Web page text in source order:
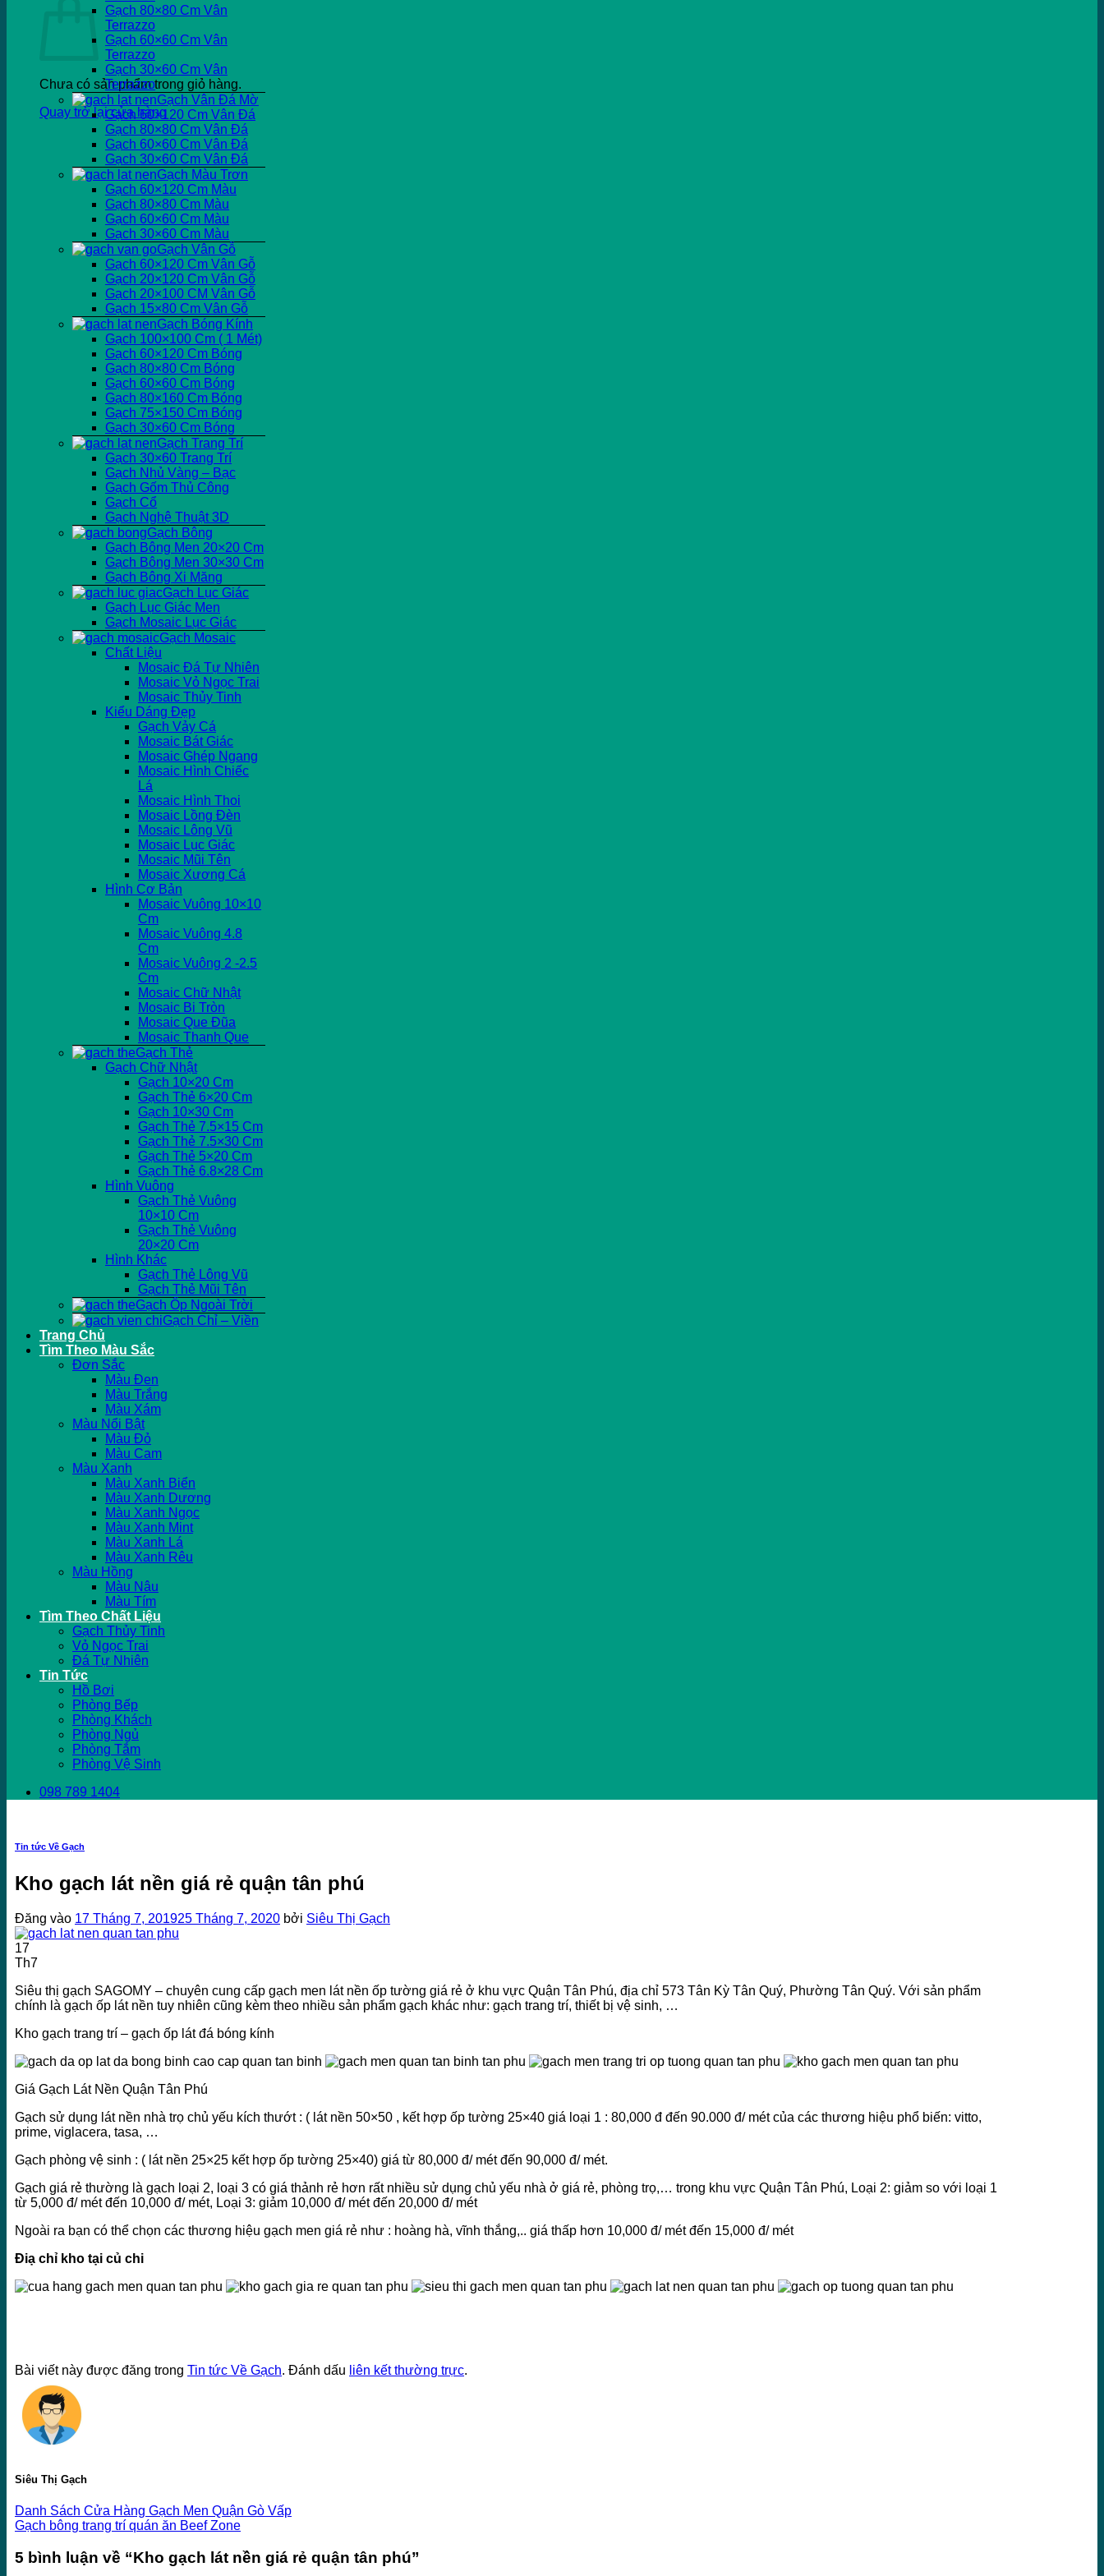
Chưa có sản phẩm trong giỏ hàng.
Quay trở lại cửa hàng
Gạch 80×80 Cm Vân
Terrazzo
Gạch 60×60 Cm Vân
Terrazzo
Gạch 30×60 Cm Vân
Terrazzo
Gạch Vân Đá Mờ
Gạch 60×120 Cm Vân Đá
Gạch 80×80 Cm Vân Đá
Gạch 60×60 Cm Vân Đá
Gạch 30×60 Cm Vân Đá
Gạch Màu Trơn
Gạch 60×120 Cm Màu
Gạch 80×80 Cm Màu
Gạch 60×60 Cm Màu
Gạch 30×60 Cm Màu
Gạch Vân Gỗ
Gạch 60×120 Cm Vân Gỗ
Gạch 20×120 Cm Vân Gỗ
Gạch 20×100 CM Vân Gỗ
Gạch 15×80 Cm Vân Gỗ
Gạch Bóng Kính
Gạch 100×100 Cm ( 1 Mét)
Gạch 60×120 Cm Bóng
Gạch 80×80 Cm Bóng
Gạch 60×60 Cm Bóng
Gạch 80×160 Cm Bóng
Gạch 75×150 Cm Bóng
Gạch 30×60 Cm Bóng
Gạch Trang Trí
Gạch 30×60 Trang Trí
Gạch Nhủ Vàng – Bạc
Gạch Gốm Thủ Công
Gạch Cổ
Gạch Nghệ Thuật 3D
Gạch Bông
Gạch Bông Men 20×20 Cm
Gạch Bông Men 30×30 Cm
Gạch Bông Xi Măng
Gạch Lục Giác
Gạch Lục Giác Men
Gạch Mosaic Lục Giác
Gạch Mosaic
Chất Liệu
Mosaic Đá Tự Nhiên
Mosaic Vỏ Ngọc Trai
Mosaic Thủy Tinh
Kiểu Dáng Đẹp
Gạch Vảy Cá
Mosaic Bát Giác
Mosaic Ghép Ngang
Mosaic Hình Chiếc
Lá
Mosaic Hình Thoi
Mosaic Lồng Đèn
Mosaic Lông Vũ
Mosaic Lục Giác
Mosaic Mũi Tên
Mosaic Xương Cá
Hình Cơ Bản
Mosaic Vuông 10×10
Cm
Mosaic Vuông 4.8
Cm
Mosaic Vuông 2 -2.5
Cm
Mosaic Chữ Nhật
Mosaic Bi Tròn
Mosaic Que Đũa
Mosaic Thanh Que
Gạch Thẻ
Gạch Chữ Nhật
Gạch 10×20 Cm
Gạch Thẻ 6×20 Cm
Gạch 10×30 Cm
Gạch Thẻ 7.5×15 Cm
Gạch Thẻ 7.5×30 Cm
Gạch Thẻ 5×20 Cm
Gạch Thẻ 6.8×28 Cm
Hình Vuông
Gạch Thẻ Vuông
10×10 Cm
Gạch Thẻ Vuông
20×20 Cm
Hình Khác
Gạch Thẻ Lông Vũ
Gạch Thẻ Mũi Tên
Gạch Ốp Ngoài Trời
Gạch Chỉ – Viền
Trang Chủ
Tìm Theo Màu Sắc
Đơn Sắc
Màu Đen
Màu Trắng
Màu Xám
Màu Nổi Bật
Màu Đỏ
Màu Cam
Màu Xanh
Màu Xanh Biển
Màu Xanh Dương
Màu Xanh Ngọc
Màu Xanh Mint
Màu Xanh Lá
Màu Xanh Rêu
Màu Hồng
Màu Nâu
Màu Tím
Tìm Theo Chất Liệu
Gạch Thủy Tinh
Vỏ Ngọc Trai
Đá Tự Nhiên
Tin Tức
Hồ Bơi
Phòng Bếp
Phòng Khách
Phòng Ngủ
Phòng Tắm
Phòng Vệ Sinh
098 789 1404
Tin tức Về Gạch
Kho gạch lát nền giá rẻ quận tân phú
Đăng vào 17 Tháng 7, 201925 Tháng 7, 2020 bởi Siêu Thị Gạch
17
Th7
Siêu thị gạch SAGOMY – chuyên cung cấp gạch men lát nền ốp tường giá rẻ ở khu vực Quận Tân Phú, địa chỉ 573 Tân Kỳ Tân Quý, Phường Tân Quý. Với sản phẩm
chính là gạch ốp lát nền tuy nhiên cũng kèm theo nhiều sản phẩm gạch khác như: gạch trang trí, thiết bị vệ sinh, …
Kho gạch trang trí – gạch ốp lát đá bóng kính
Giá Gạch Lát Nền Quận Tân Phú
Gạch sử dụng lát nền nhà trọ chủ yếu kích thướt : ( lát nền 50×50 , kết hợp ốp tường 25×40 giá loại 1 : 80,000 đ đến 90.000 đ/ mét của các thương hiệu phổ biến: vitto,
prime, viglacera, tasa, …
Gạch phòng vệ sinh : ( lát nền 25×25 kết hợp ốp tường 25×40) giá từ 80,000 đ/ mét đến 90,000 đ/ mét.
Gạch giá rẻ thường là gạch loại 2, loại 3 có giá thảnh rẻ hơn rất nhiều sử dụng chủ yếu nhà ở giá rẻ, phòng trọ,… trong khu vực Quận Tân Phú, Loại 2: giảm so với loại 1
từ 5,000 đ/ mét đến 10,000 đ/ mét, Loại 3: giảm 10,000 đ/ mét đến 20,000 đ/ mét
Ngoài ra bạn có thể chọn các thương hiệu gạch men giá rẻ như : hoàng hà, vĩnh thắng,.. giá thấp hơn 10,000 đ/ mét đến 15,000 đ/ mét
Điạ chỉ kho tại củ chi
Bài viết này được đăng trong Tin tức Về Gạch. Đánh dấu liên kết thường trực.
Siêu Thị Gạch
Danh Sách Cửa Hàng Gạch Men Quận Gò Vấp
Gạch bông trang trí quán ăn Beef Zone
5 bình luận về “Kho gạch lát nền giá rẻ quận tân phú”